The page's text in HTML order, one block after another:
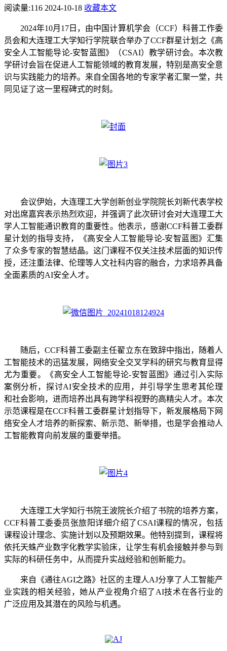
阅读量:116 2024-10-18 收藏本文
2024年10月17日，由中国计算机学会（CCF）科普工作委
员会和大连理工大学知行学院联合举办了CCF群星计划之《高
安全人工智能导论-安智蓝图》（CSAI）教学研讨会。本次教
学研讨会旨在促进人工智能领域的教育发展，特别是高安全意
识与实践能力的培养。来自全国各地的专家学者汇聚一堂，共
同见证了这一里程碑式的时刻。
会议伊始，大连理工大学创新创业学院院长刘新代表学校
对出席嘉宾表示热烈欢迎，并强调了此次研讨会对大连理工大
学人工智能通识教育的重要性。他表示，感谢CCF科普工委群
星计划的指导支持，《高安全人工智能导论-安智蓝图》汇集
了众多专家的智慧结晶。这门课程不仅关注技术层面的知识传
授，还注重法律、伦理等人文社科内容的融合，力求培养具备
全面素质的AI安全人才。
随后，CCF科普工委副主任翟立东在致辞中指出，随着人
工智能技术的迅猛发展，网络安全交叉学科的研究与教育显得
尤为重要。《高安全人工智能导论-安智蓝图》通过引入实际
案例分析，探讨AI安全技术的应用，并引导学生思考其伦理
和社会影响，进而培养出具有跨学科视野的高精尖人才。本次
示范课程是在CCF科普工委群星计划指导下，新发展格局下网
络安全人才培养的新探索、新示范、新举措，也是学会推动人
工智能教育向前发展的重要举措。
大连理工大学知行书院王波院长介绍了书院的培养方案，
CCF科普工委委员张旅阳详细介绍了CSAI课程的情况，包括
课程设计理念、实施计划以及预期效果。他特别提到，课程将
依托天蛛产业数字化教学实验床，让学生有机会接触并参与到
实际的科研任务中，从而提升实战经验和创新能力。
来自《通往AGI之路》社区的主理人AJ分享了人工智能产
业实践的相关经验，她从产业视角介绍了AI技术在各行业的
广泛应用及其潜在的风险与机遇。